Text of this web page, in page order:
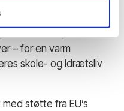
– for en varm
skole- og idrætsliv
støtte fra EU’s